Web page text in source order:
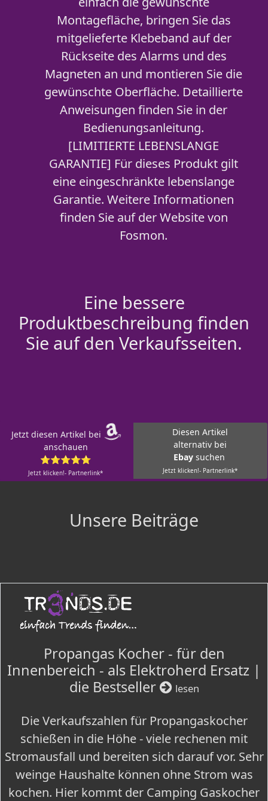
Montagefläche, bringen Sie das
mitgelieferte Klebeband auf der
Rückseite des Alarms und des
Magneten an und montieren Sie die
gewünschte Oberfläche. Detaillierte
Anweisungen finden Sie in der
Bedienungsanleitung.
[LIMITIERTE LEBENSLANGE
GARANTIE] Für dieses Produkt gilt
eine eingeschränkte lebenslange
Garantie. Weitere Informationen
finden Sie auf der Website von
Fosmon.
Eine bessere
Produktbeschreibung finden
Sie auf den Verkaufsseiten.
Jetzt diesen Artikel bei
anschauen
⭐⭐⭐⭐⭐
Jetzt klicken!- Partnerlink*
Diesen Artikel
alternativ bei
Ebay suchen
Jetzt klicken!- Partnerlink*
Unsere Beiträge
Propangas Kocher - für den
Innenbereich - als Elektroherd Ersatz |
die Bestseller
lesen
Die Verkaufszahlen für Propangaskocher
schießen in die Höhe - viele rechenen mit
Stromausfall und bereiten sich darauf vor. Sehr
weinge Haushalte können ohne Strom was
kochen. Hier kommt der Camping Gaskocher